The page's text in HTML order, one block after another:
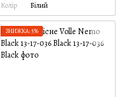
Колір
Білий
ЗНИЖКА: 5%